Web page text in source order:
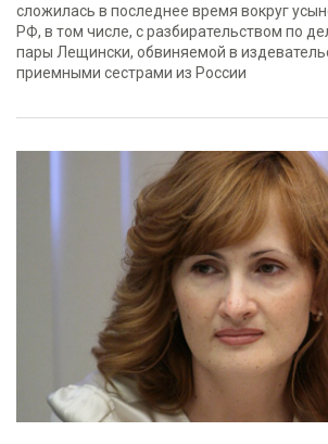
сложилась в последнее время вокруг
РФ, в том числе, с разбирательством по
пары Лещински, обвиняемой в
приемными сестрами из России